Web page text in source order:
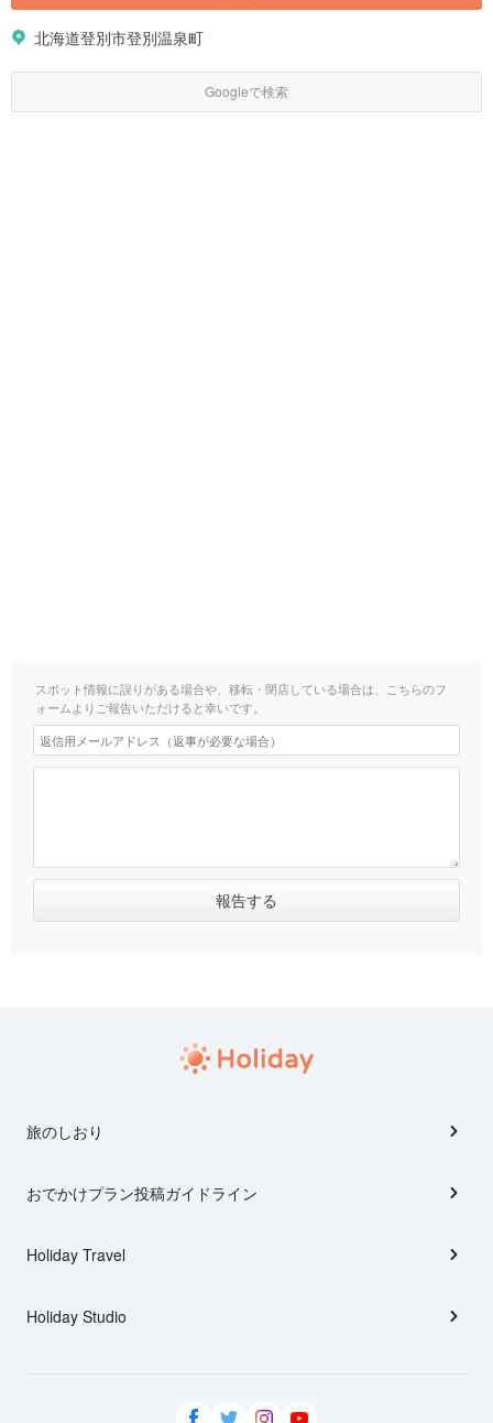
北海道登別市登別温泉町
Googleで検索
スポット情報に誤りがある場合や、移転・閉店している場合は、こちらのフ
ォームよりご報告いただけると幸いです。
旅のしおり
おでかけプラン投稿ガイドライン
Holiday Travel
Holiday Studio